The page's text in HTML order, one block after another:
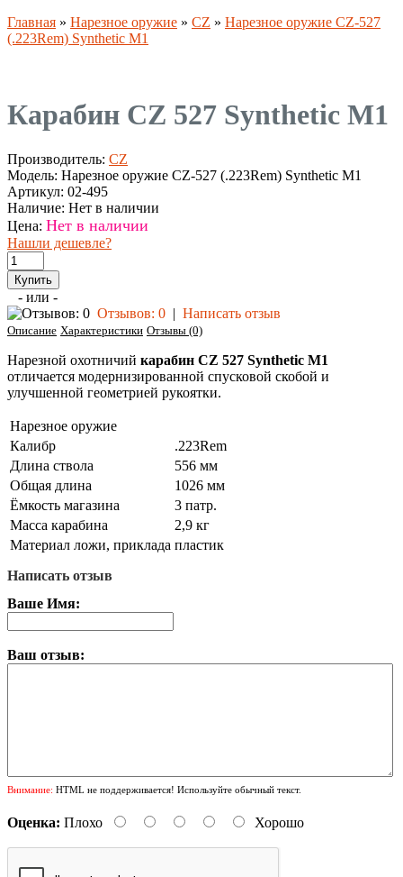
Главная » Нарезное оружие » CZ » Нарезное оружие CZ-527
(.223Rem) Synthetic M1
Карабин CZ 527 Synthetic M1
Производитель: CZ
Модель: Нарезное оружие CZ-527 (.223Rem) Synthetic M1
Артикул: 02-495
Наличие: Нет в наличии
Цена: Нет в наличии
Нашли дешевле?
- или -
Отзывов: 0 | Написать отзыв
Описание Характеристики Отзывы (0)
Нарезной охотничий карабин CZ 527 Synthetic M1
отличается модернизированной спусковой скобой и
улучшенной геометрией рукоятки.
Нарезное оружие
Калибр
.223Rem
Длина ствола
556 мм
Общая длина
1026 мм
Ёмкость магазина
3 патр.
Масса карабина
2,9 кг
Материал ложи, приклада пластик
Написать отзыв
Ваше Имя:
Ваш отзыв:
Внимание: HTML не поддерживается! Используйте обычный текст.
Оценка: Плохо Хорошо